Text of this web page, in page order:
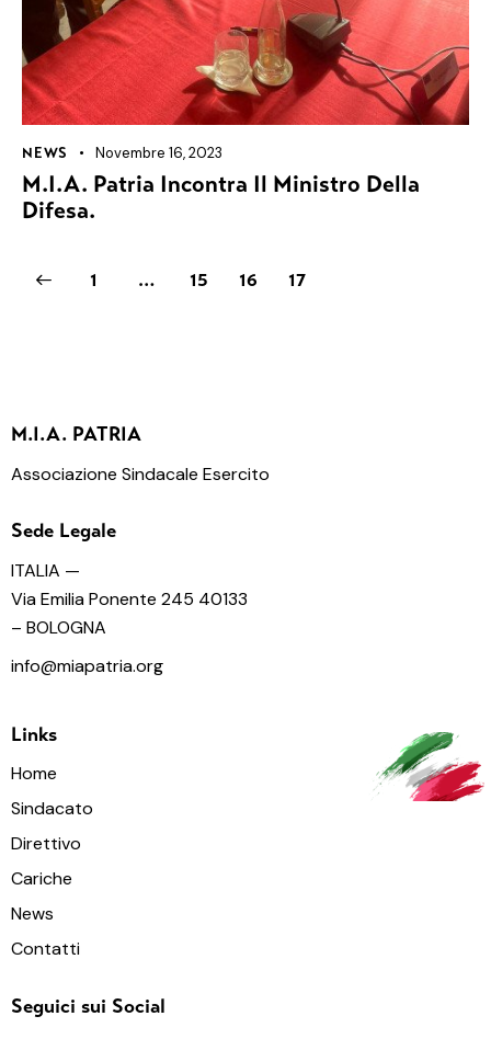
NEWS Novembre 16, 2023
M.I.A. Patria Incontra Il Ministro Della
Difesa.
1 … 15 16 17
M.I.A. PATRIA
Associazione Sindacale Esercito
Sede Legale
ITALIA —
Via Emilia Ponente 245 40133
– BOLOGNA
info@miapatria.org
Links
Home
Sindacato
Direttivo
Cariche
News
Contatti
Seguici sui Social